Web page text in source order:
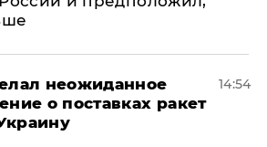
неожиданное
о поставках ракет
14:54